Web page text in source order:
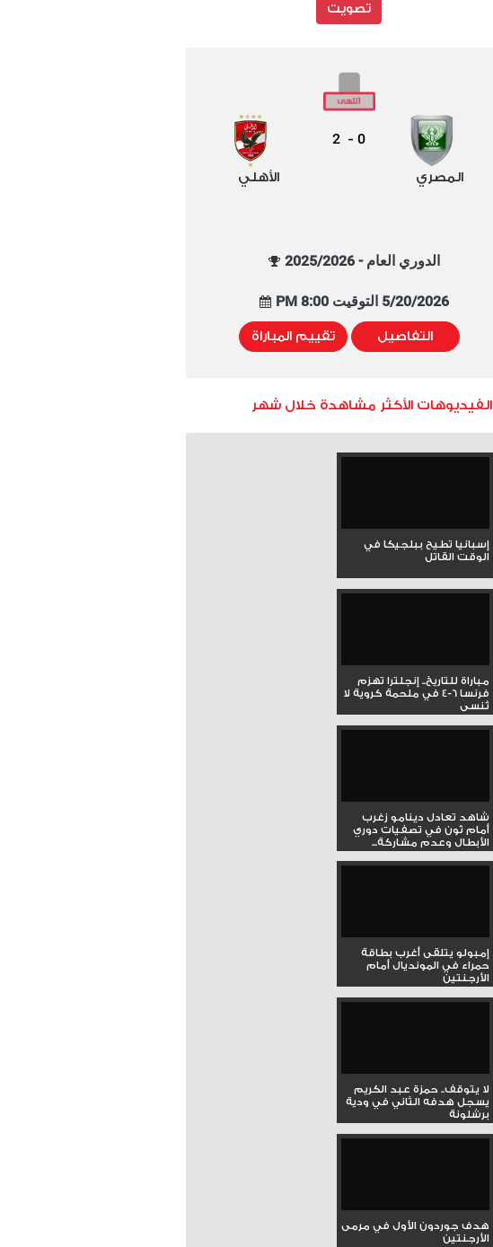
تصويت
المصري
0
-
2
الأهلي
الدوري العام - 2025/2026
5/20/2026 التوقيت 8:00 PM
التفاصيل تقييم المباراة
الفيديوهات الأكثر مشاهدة خلال شهر
إسبانيا تطيح ببلجيكا في
الوقت القاتل
مباراة للتاريخ.. إنجلترا تهزم
فرنسا 6-4 في ملحمة كروية لا
تُنسى
شاهد تعادل دينامو زغرب
أمام ثون في تصفيات دوري
الأبطال وعدم مشاركة...
إمبولو يتلقى أغرب بطاقة
حمراء في المونديال أمام
الأرجنتين
لا يتوقف.. حمزة عبد الكريم
يسجل هدفه الثاني في ودية
برشلونة
هدف جوردون الأول في مرمى
الأرجنتين